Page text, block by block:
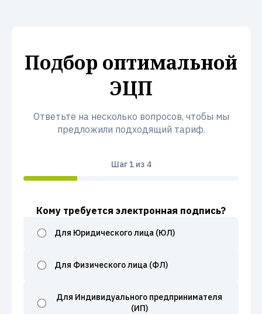
Подбор оптимальной
ЭЦП
Ответьте на несколько вопросов, чтобы мы
предложили подходящий тариф.
Шаг1из 4
Кому требуется электронная подпись?
Для Юридического лица (ЮЛ)
Для Физического лица (ФЛ)
Для Индивидуального предпринимателя
(ИП)